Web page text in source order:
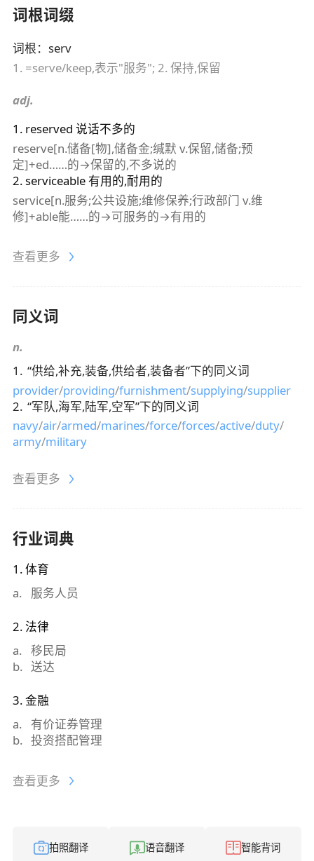
词根词缀
词根： serv
1. =serve/keep,表示"服务"; 2. 保持,保留
adj.
1 . reserved 说话不多的
reserve[n.储备[物],储备金;缄默 v.保留,储备;预
定]+ed……的→保留的,不多说的
2.serviceable有用的,耐用的
service[n.服务;公共设施;维修保养;行政部门 v.维
修]+able能……的→可服务的→有用的
查看更多
同义词
n.
1 . “供给,补充,装备,供给者,装备者”下的同义词
provider/providing/furnishment/supplying/supplier
2. “军队,海军,陆军,空军”下的同义词
navy/air/armed/marines/force/forces/active/duty/
army/military
查看更多
行业词典
1 .体育
a. 服务人员
2. 法律
a. 移民局
b. 送达
3.金融
a.
有价证券管理
b. 投资搭配管理
查看更多
拍照翻译 语音翻译 智能背词